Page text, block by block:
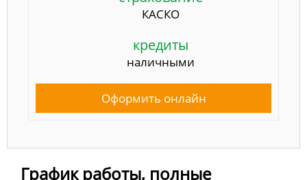
КАСКО
кредиты
наличными
Оформить онлайн
График работы, полные